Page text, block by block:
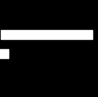
Обязательно